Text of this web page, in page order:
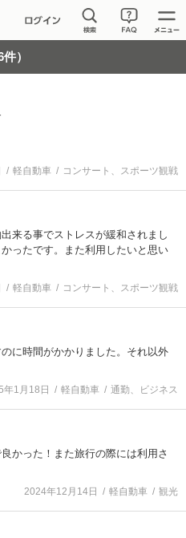
件）
軽自動車 コンサート、スポーツ観戦
来る事でストレスが緩和されまし
ったです。また利用したいと思い
軽自動車 コンサート、スポーツ観戦
に時間がかかりました。それ以外
年1月18日 軽自動車 通勤、ビジネス
かった！また旅行の際には利用さ
2024年12月14日 軽自動車 観光